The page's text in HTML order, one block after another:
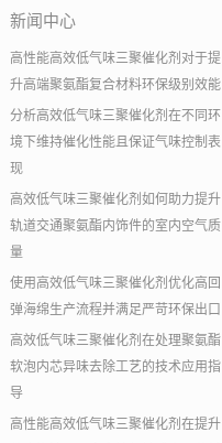
新闻中心
高性能高效低气味三聚催化剂对于提
升高端聚氨酯复合材料环保级别效能
分析高效低气味三聚催化剂在不同环
境下维持催化性能且保证气味控制表
现
高效低气味三聚催化剂如何助力提升
轨道交通聚氨酯内饰件的室内空气质
量
使用高效低气味三聚催化剂优化高回
弹海绵生产流程并满足严苛环保出口
高效低气味三聚催化剂在处理聚氨酯
软泡内芯异味去除工艺的技术应用指
导
高性能高效低气味三聚催化剂在提升